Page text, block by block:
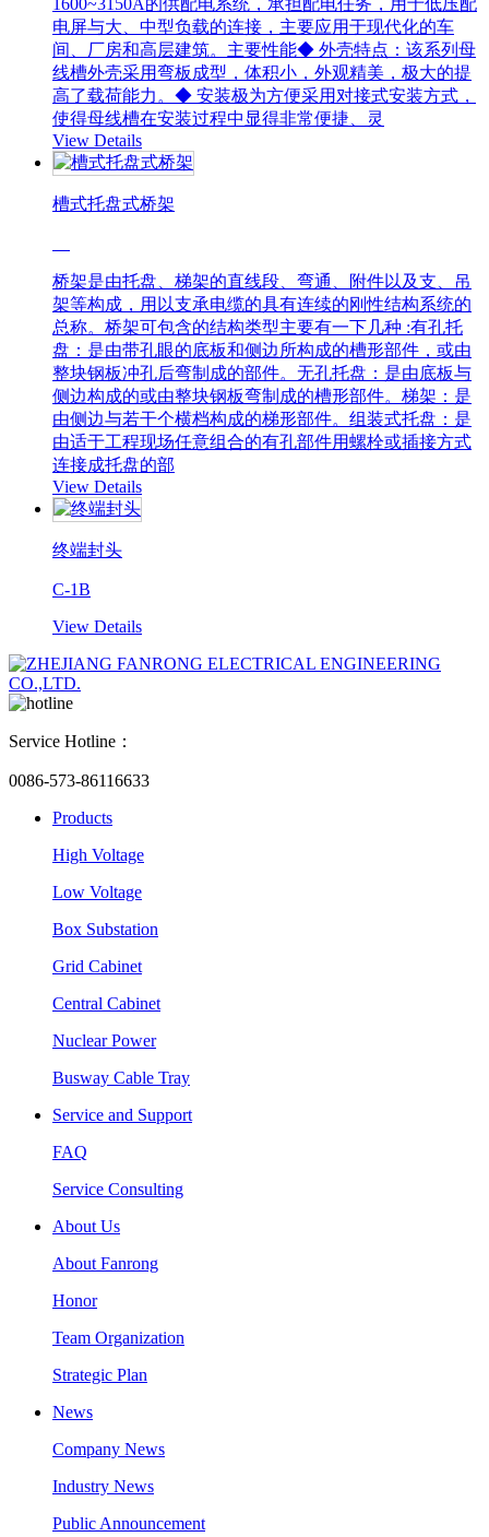
1600~3150A的供配电系统，承担配电任务，用于低压配
电屏与大、中型负载的连接，主要应用于现代化的车
间、厂房和高层建筑。主要性能◆ 外壳特点：该系列母
线槽外壳采用弯板成型，体积小，外观精美，极大的提
高了载荷能力。◆ 安装极为方便采用对接式安装方式，
使得母线槽在安装过程中显得非常便捷、灵
View Details
槽式托盘式桥架
桥架是由托盘、梯架的直线段、弯通、附件以及支、吊
架等构成，用以支承电缆的具有连续的刚性结构系统的
总称。桥架可包含的结构类型主要有一下几种 :有孔托
盘：是由带孔眼的底板和侧边所构成的槽形部件，或由
整块钢板冲孔后弯制成的部件。无孔托盘：是由底板与
侧边构成的或由整块钢板弯制成的槽形部件。梯架：是
由侧边与若干个横档构成的梯形部件。组装式托盘：是
由适于工程现场任意组合的有孔部件用螺栓或插接方式
连接成托盘的部
View Details
终端封头
C-1B
View Details
Service Hotline：
0086-573-86116633
Products
High Voltage
Low Voltage
Box Substation
Grid Cabinet
Central Cabinet
Nuclear Power
Busway Cable Tray
Service and Support
FAQ
Service Consulting
About Us
About Fanrong
Honor
Team Organization
Strategic Plan
News
Company News
Industry News
Public Announcement